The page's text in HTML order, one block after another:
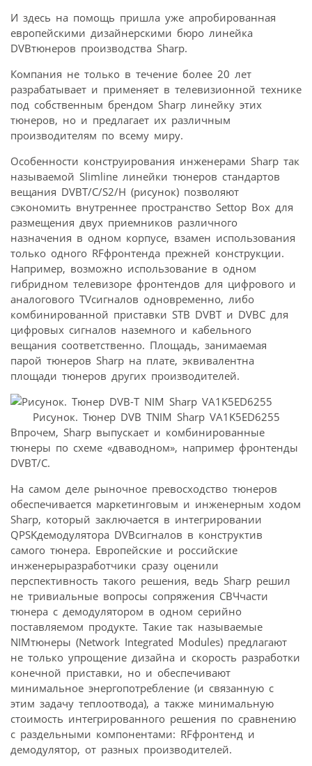
И здесь на помощь пришла уже апробированная
европейскими дизайнерскими бюро линейка
DVBтюнеров производства Sharp.
Компания не только в течение более 20 лет
разрабатывает и применяет в телевизионной технике
под собственным брендом Sharp линейку этих
тюнеров, но и предлагает их различным
производителям по всему миру.
Особенности конструирования инженерами Sharp так
называемой Slimline линейки тюнеров стандартов
вещания DVBT/C/S2/H (рисунок) позволяют
сэкономить внутреннее пространство Settop Box для
размещения двух приемников различного
назначения в одном корпусе, взамен использования
только одного RFфронтенда прежней конструкции.
Например, возможно использование в одном
гибридном телевизоре фронтендов для цифрового и
аналогового TVсигналов одновременно, либо
комбинированной приставки STB DVBT и DVBC для
цифровых сигналов наземного и кабельного
вещания соответственно. Площадь, занимаемая
парой тюнеров Sharp на плате, эквивалентна
площади тюнеров других производителей.
Рисунок. Тюнер DVB TNIM Sharp VA1K5ED6255
Впрочем, Sharp выпускает и комбинированные
тюнеры по схеме «дваводном», например фронтенды
DVBT/C.
На самом деле рыночное превосходство тюнеров
обеспечивается маркетинговым и инженерным ходом
Sharp, который заключается в интегрировании
QPSKдемодулятора DVBсигналов в конструктив
самого тюнера. Европейские и российские
инженерыразработчики сразу оценили
перспективность такого решения, ведь Sharp решил
не тривиальные вопросы сопряжения СВЧчасти
тюнера с демодулятором в одном серийно
поставляемом продукте. Такие так называемые
NIMтюнеры (Network Integrated Modules) предлагают
не только упрощение дизайна и скорость разработки
конечной приставки, но и обеспечивают
минимальное энергопотребление (и связанную с
этим задачу теплоотвода), а также минимальную
стоимость интегрированного решения по сравнению
с раздельными компонентами: RFфронтенд и
демодулятор, от разных производителей.